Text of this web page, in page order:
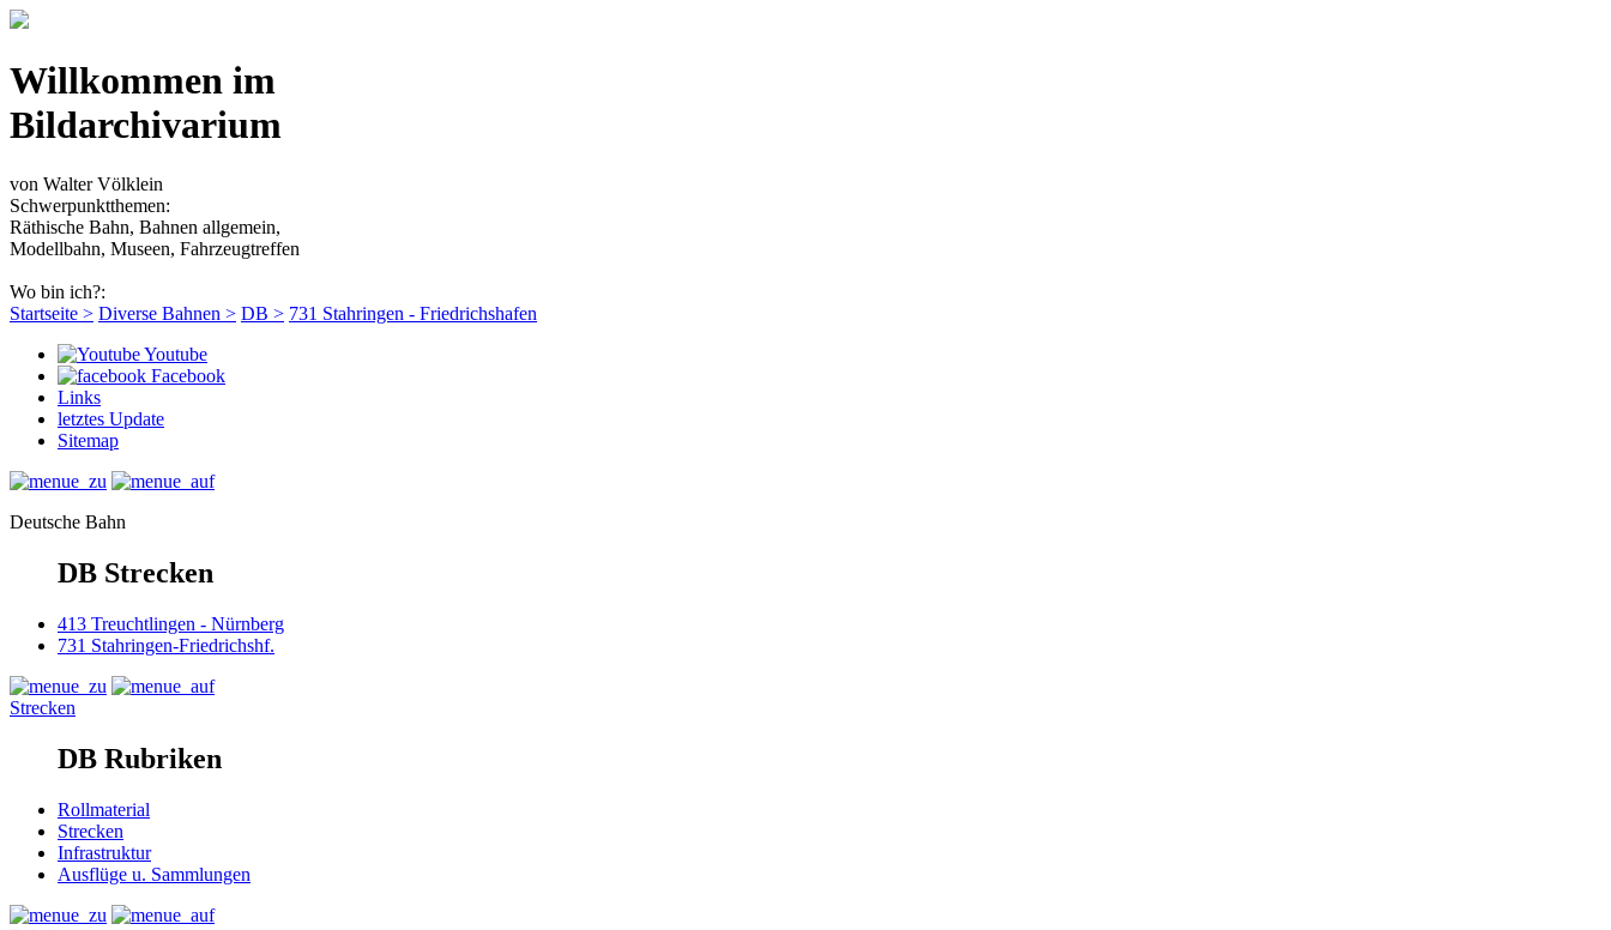
Willkommen im
Bildarchivarium
von Walter Völklein
Schwerpunktthemen:
Räthische Bahn, Bahnen allgemein,
Modellbahn, Museen, Fahrzeugtreffen
Wo bin ich?:
Startseite > Diverse Bahnen > DB > 731 Stahringen - Friedrichshafen
Youtube
Facebook
Links
letztes Update
Sitemap
Deutsche Bahn
DB Strecken
413 Treuchtlingen - Nürnberg
731 Stahringen-Friedrichshf.
Strecken
DB Rubriken
Rollmaterial
Strecken
Infrastruktur
Ausflüge u. Sammlungen